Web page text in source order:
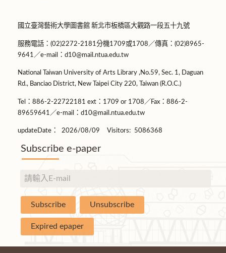
國立臺灣藝術大學圖書館 新北市板橋區大觀路一段五十九號
服務電話：(02)2272-2181分機1709或1708／傳真：(02)8965-
9641／e-mail：d10@mail.ntua.edu.tw
National Taiwan University of Arts Library ,No.59, Sec. 1, Daguan
Rd., Banciao District, New Taipei City 220, Taiwan (R.O.C.)
Tel：886-2-22722181 ext：1709 or 1708／Fax：886-2-
89659641／e-mail：d10@mail.ntua.edu.tw
updateDate： 2026/08/09 Visitors: 5086368
Subscribe e-paper